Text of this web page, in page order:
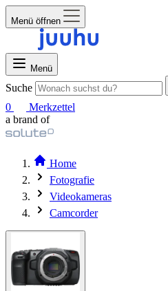
Menü öffnen
Menü
Suche
0
Merkzettel
a brand of
Home
Fotografie
Videokameras
Camcorder